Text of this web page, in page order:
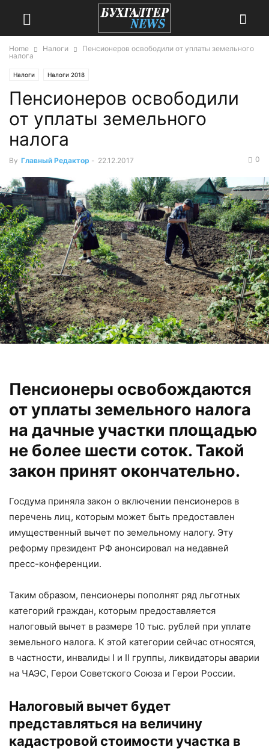
Home Налоги
Пенсионеров освободили от уплаты земельного
налога
Налоги Налоги 2018
Пенсионеров освободили
от уплаты земельного
налога
By Главный Редактор - 22.12.2017 0
Пенсионеры освобождаются
от уплаты земельного налога
на дачные участки площадью
не более шести соток. Такой
закон принят окончательно.
Госдума приняла закон о включении пенсионеров в
перечень лиц, которым может быть предоставлен
имущественный вычет по земельному налогу. Эту
реформу президент РФ анонсировал на недавней
пресс-конференции.
Таким образом, пенсионеры пополнят ряд льготных
категорий граждан, которым предоставляется
налоговый вычет в размере 10 тыс. рублей при уплате
земельного налога. К этой категории сейчас относятся,
в частности, инвалиды I и II группы, ликвидаторы аварии
на ЧАЭС, Герои Советского Союза и Герои России.
Налоговый вычет будет
представляться на величину
кадастровой стоимости участка в